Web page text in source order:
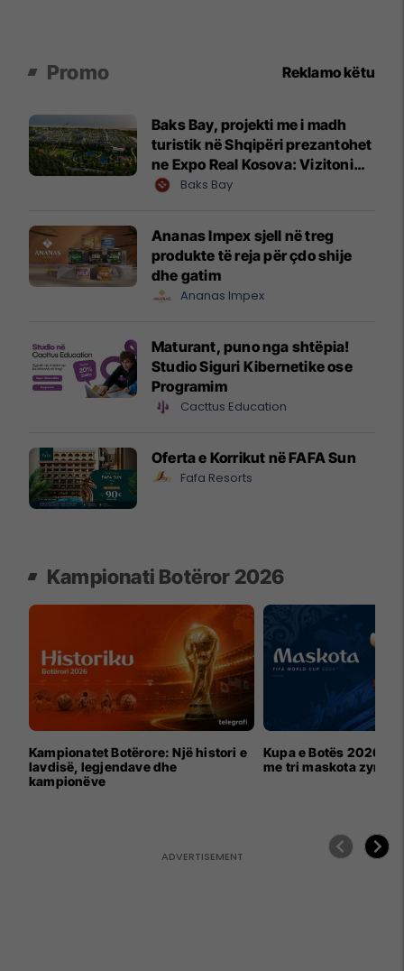
Promo Reklamo këtu
Baks Bay, projekti me i madh
turistik në Shqipëri prezantohet
ne Expo Real Kosova: Vizitoni
shtandin dhe zbuloni
Baks Bay
Ananas Impex sjell në treg
produkte të reja për çdo shije
dhe gatim
Ananas Impex
Maturant, puno nga shtëpia!
Studio Siguri Kibernetike ose
Programim
Cacttus Education
Oferta e Korrikut në FAFA Sun
Fafa Resorts
Kampionati Botëror 2026
Kampionatet Botërore: Një histori e
lavdisë, legjendave dhe
kampionëve
Kupa e Botës 2026
me tri maskota zyrtare